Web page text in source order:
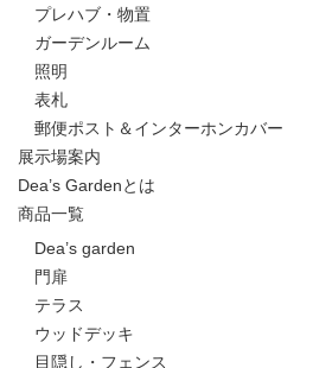
プレハブ・物置
ガーデンルーム
照明
表札
郵便ポスト＆インターホンカバー
展示場案内
Dea’s Gardenとは
商品一覧
Dea’s garden
門扉
テラス
ウッドデッキ
目隠し・フェンス